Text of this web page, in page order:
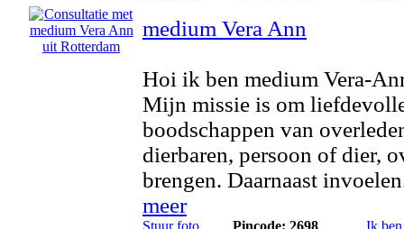
medium Vera Ann
Hoi ik ben medium Vera-
Mijn missie is om
boodschappen van
dierbaren, persoon of dier,
brengen. Daarnaast
meer
Stuur foto Pincode: 2698 Ik